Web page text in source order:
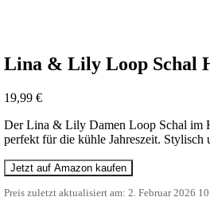
Lina & Lily Loop Schal
19,99 €
Der Lina & Lily Damen Loop Schal im
perfekt für die kühle Jahreszeit.
Jetzt auf Amazon kaufen
Preis zuletzt aktualisiert am: 2. Februar 2026